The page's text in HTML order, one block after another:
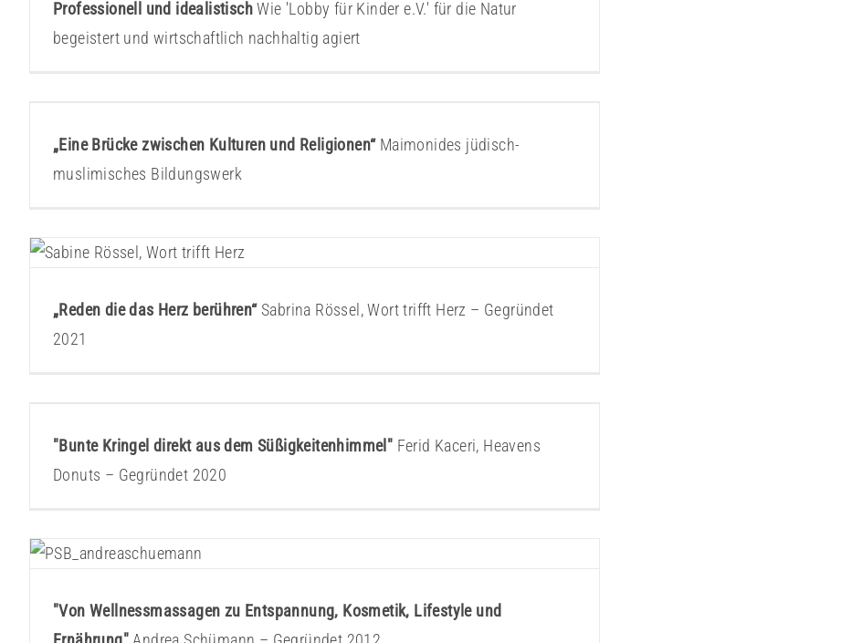
Professionell und idealistischWie 'Lobby für Kinder e.V.' für die Natur
begeistert und wirtschaftlich nachhaltig agiert
„Eine Brücke zwischen Kulturen und Religionen“ Maimonides jüdisch-
muslimisches Bildungswerk
Sabrina Rössel – Wort trifft Herz
„Reden die das Herz berühren“Sabrina Rössel, Wort trifft Herz – Gegründet
2021
"Bunte Kringel direkt aus dem Süßigkeitenhimmel" Ferid Kaceri, Heavens
Donuts – Gegründet 2020
"Von Wellnessmassagen zu Entspannung, Kosmetik, Lifestyle und